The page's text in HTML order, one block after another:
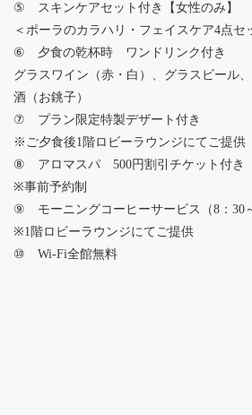
⑤ スキンケアセット付き【女性のみ】
＜ポーラのカラハリ・フェイスケア4点セ
⑥ 夕食の乾杯時 ワンドリンク付き
グラスワイン（赤・白）、グラスビール
酒（お銚子）
⑦ プラン限定特製デザート付き
※ご夕食後1階ロビーラウンジにてご提供
⑧ アロマスパ 500円割引チケット付き
※事前予約制
⑨ モーニングコーヒーサービス（8：30～
※1階ロビーラウンジにてご提供
⑩ Wi-Fi全館無料